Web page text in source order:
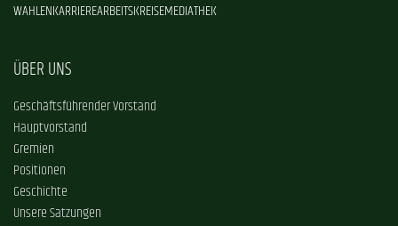
WAHLENKARRIEREARBEITSKREISEMEDIATHEK
ÜBER UNS
Geschäftsführender Vorstand
Hauptvorstand
Gremien
Positionen
Geschichte
Unsere Satzungen